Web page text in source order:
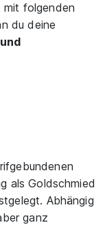
mit folgenden
du deine
als Goldschmied
Abhängig
ganz